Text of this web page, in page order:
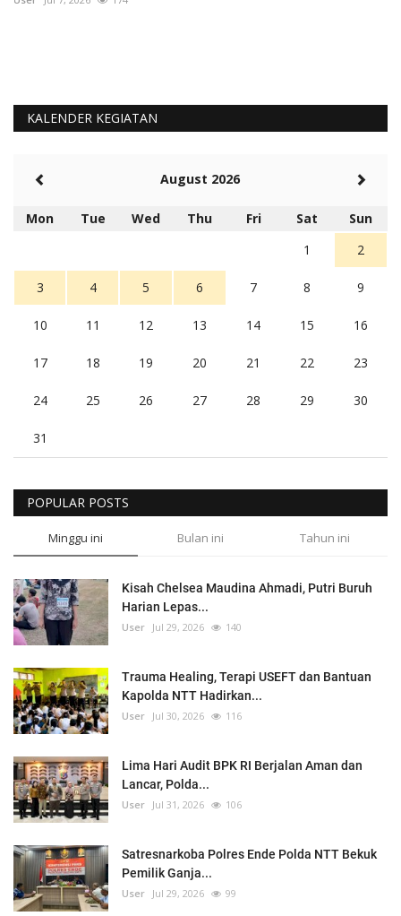
KALENDER KEGIATAN
August 2026
Mon Tue Wed Thu Fri Sat
Sun
1
2
3 4 5 6 7 8 9
10 11 12 13 14 15 16
17 18 19 20 21 22 23
24 25 26 27 28 29 30
31
POPULAR POSTS
Minggu ini Bulan ini Tahun ini
Kisah Chelsea Maudina Ahmadi, Putri Buruh
Harian Lepas...
User Jul 29, 2026 140
Trauma Healing, Terapi USEFT dan Bantuan
Kapolda NTT Hadirkan...
User Jul 30, 2026 116
Lima Hari Audit BPK RI Berjalan Aman dan
Lancar, Polda...
User Jul 31, 2026 106
Satresnarkoba Polres Ende Polda NTT Bekuk
Pemilik Ganja...
User Jul 29, 2026 99